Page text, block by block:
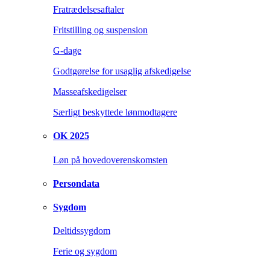
Fratrædelsesaftaler
Fritstilling og suspension
G-dage
Godtgørelse for usaglig afskedigelse
Masseafskedigelser
Særligt beskyttede lønmodtagere
OK 2025
Løn på hovedoverenskomsten
Persondata
Sygdom
Deltidssygdom
Ferie og sygdom